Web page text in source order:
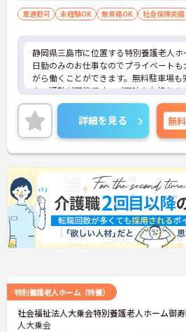
車通勤可 未経験OK 無資格OK 社会保険完備
静岡県三島市に位置する特別養護老人ホ
日勤のみのお仕事なのでプライベート
がら働くことができます。無料駐車場も
カー通勤が可能です。ご興味をお持ちの
にお問い合わせください。
詳細を見る 無料
特別養護老人ホーム（特養）
社会福祉法人大乗会特別養護老人ホーム御寿
人大乗会